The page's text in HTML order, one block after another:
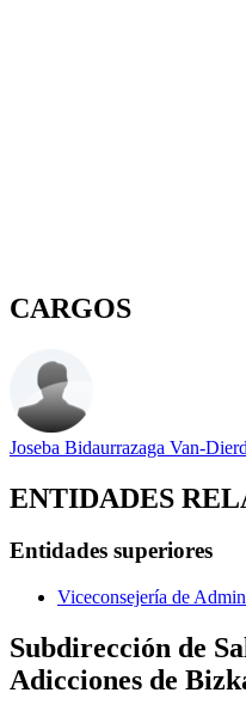
CARGOS
Joseba Bidaurrazaga Van-
ENTIDADES
Entidades superiores
Viceconsejería de
Subdirección de
Adicciones de